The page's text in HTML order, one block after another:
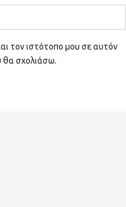
τον ιστότοπο μου σε αυτόν
θα σχολιάσω.